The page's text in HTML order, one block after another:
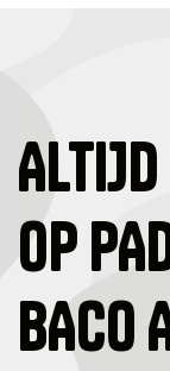
OP
BACO